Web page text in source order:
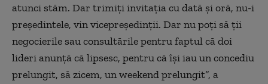
atunci stăm. Dar trimiți invitația cu dată și oră, nu-i
președintele, vin vicepreședinții. Dar nu poți să ții
negocierile sau consultările pentru faptul că doi
lideri anunță că lipsesc, pentru că își iau un concediu
prelungit, să zicem, un weekend prelungit”, a